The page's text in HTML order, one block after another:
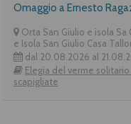
Omaggio a Ernesto
Orta San Giulio e isola
e Isola San Giulio Casa
dal 20.08.2026 al
Elegia del verme
scapigliate